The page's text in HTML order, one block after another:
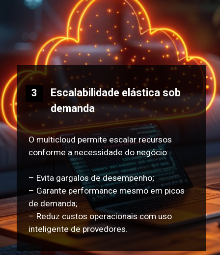
Escalabilidade elástica sob
demanda
O multicloud permite escalar recursos
conforme a necessidade do negócio:
– Evita gargalos de desempenho;
– Garante performance mesmo em picos
de demanda;
– Reduz custos operacionais com uso
inteligente de provedores.
3